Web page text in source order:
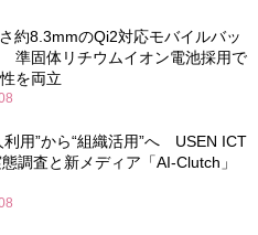
約8.3mmのQi2対応モバイルバッ
準固体リチウムイオン電池採用で
を両立
利用”から“組織活用”へ USEN ICT
調査と新メディア「AI-Clutch」